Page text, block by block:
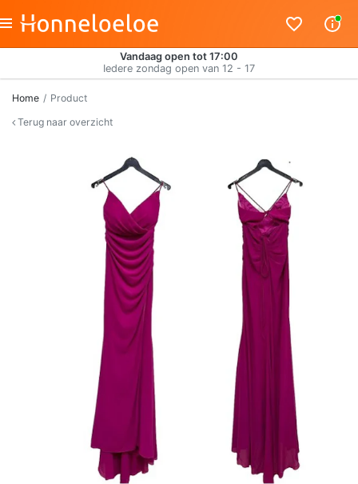
Vandaag open tot 17:00
Iedere zondag open van 12 - 17
Home
Product
Terug naar overzicht